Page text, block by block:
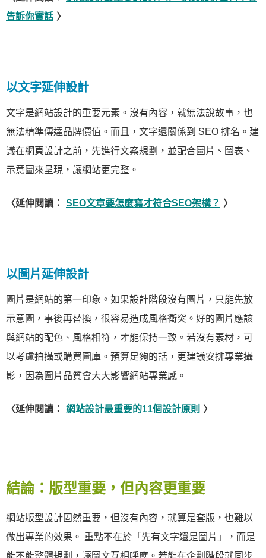
告訴你實話 〉
以文字延伸設計
文字是網站設計的重要元素。沒有內容，就無法說故事，也
無法精準傳達品牌價值。而且，文字還關係到 SEO 排名。建
議在網頁設計之前，先進行文案規劃，並配合圖片、圖表、
示意圖來呈現，讓網站更完整。
〈延伸閱讀： SEO文章要怎麼寫才符合SEO架構？ 〉
以圖片延伸設計
圖片是網站的第一印象。如果設計階段沒有圖片，只能先放
示意圖，事後再替換，很容易造成風格衝突。好的圖片應該
與網站的配色、風格相符，才能保持一致。若沒有素材，可
以考慮拍攝或購買圖庫。預算足夠的話，更建議安排專業攝
影，因為圖片品質會大大影響網站專業感。
〈延伸閱讀： 網站設計最重要的11個設計原則 〉
結論：版型重要，但內容更重要
網站版型設計固然重要，但沒有內容，就算是套版，也難以
做出專業的效果。 重點不在於「先有文字還是圖片」，而是